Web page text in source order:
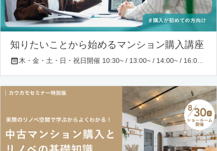
知りたいことから始めるマンション購入講座
木・金・土・日・祝日開催 10:30~ / 13:00~ / 14:00~ / 16:00~ / 17:00~/ 18:30~/ 19:30~